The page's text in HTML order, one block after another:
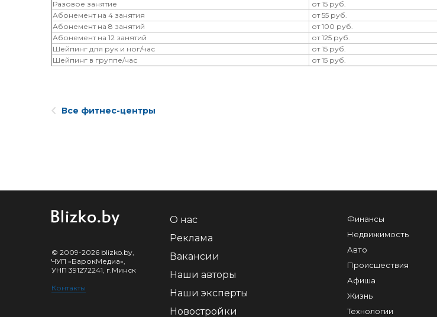
Разовое занятие
от 15 руб.
Абонемент на 4 занятия
от 55 руб.
Абонемент на 8 занятий
от 100 руб.
Абонемент на 12 занятий
от 125 руб.
Шейпинг для рук и ног/час
от 15 руб.
Шейпинг в группе/час
от 15 руб.
Все фитнес-центры
© 2009-2026 blizko.by,
ЧУП «БарокМедиа»,
УНП 391272241, г.Минск
Контакты
О нас
Реклама
Вакансии
Наши авторы
Наши эксперты
Новостройки
Финансы
Недвижимость
Авто
Происшествия
Афиша
Жизнь
Технологии